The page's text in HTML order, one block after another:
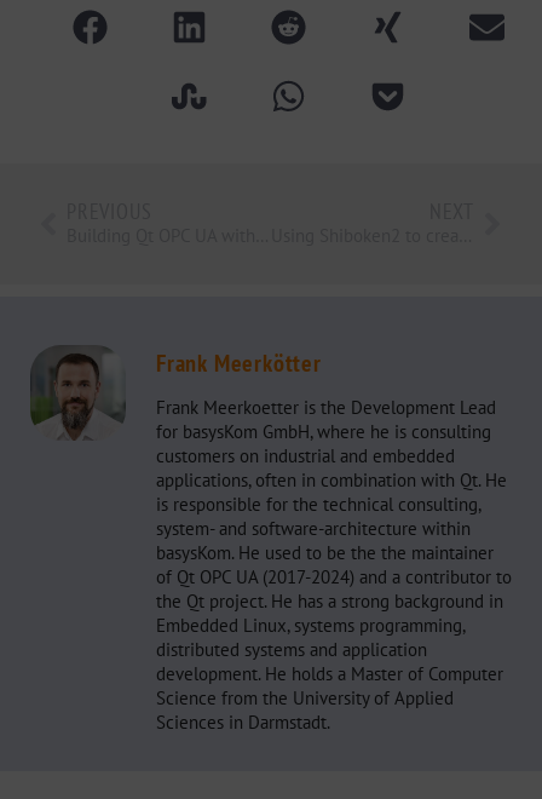
Frank Meerkötter
Frank Meerkoetter is the Development Lead
for basysKom GmbH, where he is consulting
customers on industrial and embedded
applications, often in combination with Qt. He
is responsible for the technical consulting,
system- and software-architecture within
basysKom. He used to be the the maintainer
of Qt OPC UA (2017-2024) and a contributor to
the Qt project. He has a strong background in
Embedded Linux, systems programming,
distributed systems and application
development. He holds a Master of Computer
Science from the University of Applied
Sciences in Darmstadt.